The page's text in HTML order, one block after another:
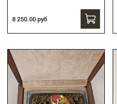
8 250.00 руб